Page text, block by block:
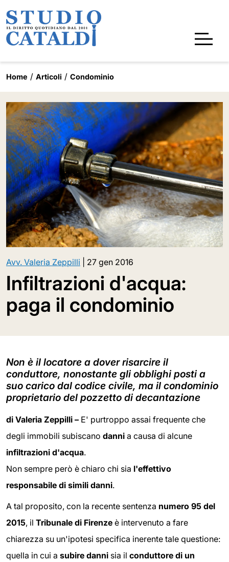
Home Articoli Condominio
Avv. Valeria Zeppilli 27 gen 2016
Infiltrazioni d'acqua:
paga il condominio
Non è il locatore a dover risarcire il
conduttore, nonostante gli obblighi posti a
suo carico dal codice civile, ma il condominio
proprietario del pozzetto di decantazione
di Valeria Zeppilli – E' purtroppo assai frequente che
degli immobili subiscano danni a causa di alcune
infiltrazioni d'acqua.
Non sempre però è chiaro chi sia l'effettivo
responsabile di simili danni.
A tal proposito, con la recente sentenza numero 95 del
2015, il Tribunale di Firenze è intervenuto a fare
chiarezza su un'ipotesi specifica inerente tale questione:
quella in cui a subire danni sia il conduttore di un